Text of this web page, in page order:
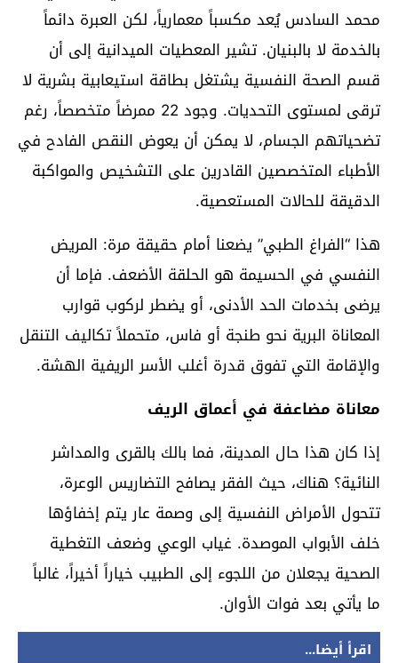
محمد السادس يُعد مكسباً معمارياً، لكن العبرة دائماً
بالخدمة لا بالبنيان. تشير المعطيات الميدانية إلى أن
قسم الصحة النفسية يشتغل بطاقة استيعابية بشرية لا
ترقى لمستوى التحديات. وجود 22 ممرضاً متخصصاً، رغم
تضحياتهم الجسام، لا يمكن أن يعوض النقص الفادح في
الأطباء المتخصصين القادرين على التشخيص والمواكبة
الدقيقة للحالات المستعصية.
هذا “الفراغ الطبي” يضعنا أمام حقيقة مرة: المريض
النفسي في الحسيمة هو الحلقة الأضعف. فإما أن
يرضى بخدمات الحد الأدنى، أو يضطر لركوب قوارب
المعاناة البرية نحو طنجة أو فاس، متحملاً تكاليف التنقل
والإقامة التي تفوق قدرة أغلب الأسر الريفية الهشة.
معاناة مضاعفة في أعماق الريف
إذا كان هذا حال المدينة، فما بالك بالقرى والمداشر
النائية؟ هناك، حيث الفقر يصافح التضاريس الوعرة،
تتحول الأمراض النفسية إلى وصمة عار يتم إخفاؤها
خلف الأبواب الموصدة. غياب الوعي وضعف التغطية
الصحية يجعلان من اللجوء إلى الطبيب خياراً أخيراً، غالباً
ما يأتي بعد فوات الأوان.
اقرأ أيضا...